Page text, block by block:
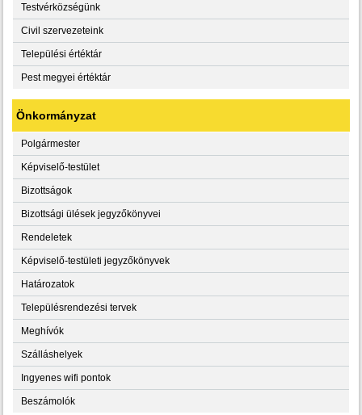
Testvérközségünk
Civil szervezeteink
Települési értéktár
Pest megyei értéktár
Önkormányzat
Polgármester
Képviselő-testület
Bizottságok
Bizottsági ülések jegyzőkönyvei
Rendeletek
Képviselő-testületi jegyzőkönyvek
Határozatok
Településrendezési tervek
Meghívók
Szálláshelyek
Ingyenes wifi pontok
Beszámolók